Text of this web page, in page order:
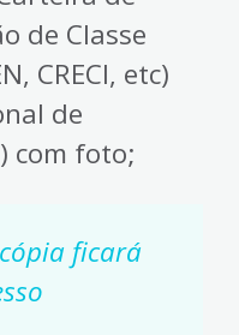
de Classe
CRECI, etc)
de
com foto;
ficará